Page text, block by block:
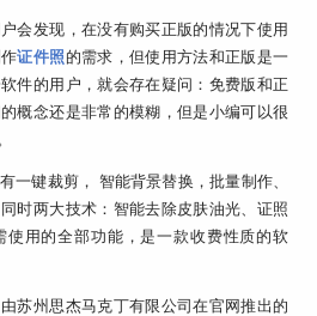
会发现，在没有购买正版的情况下使用
证件照 的需求，但使用方法和正版是一
件的用户，就会存在疑问：免费版和正
概念还是非常的模糊，但是小编可以很
一键裁剪， 智能背景替换，批量制作、
时两大技术：智能去除皮肤油光、证照
使用的全部功能，是一款收费性质的软
苏州思杰马克丁有限公司在官网推出的